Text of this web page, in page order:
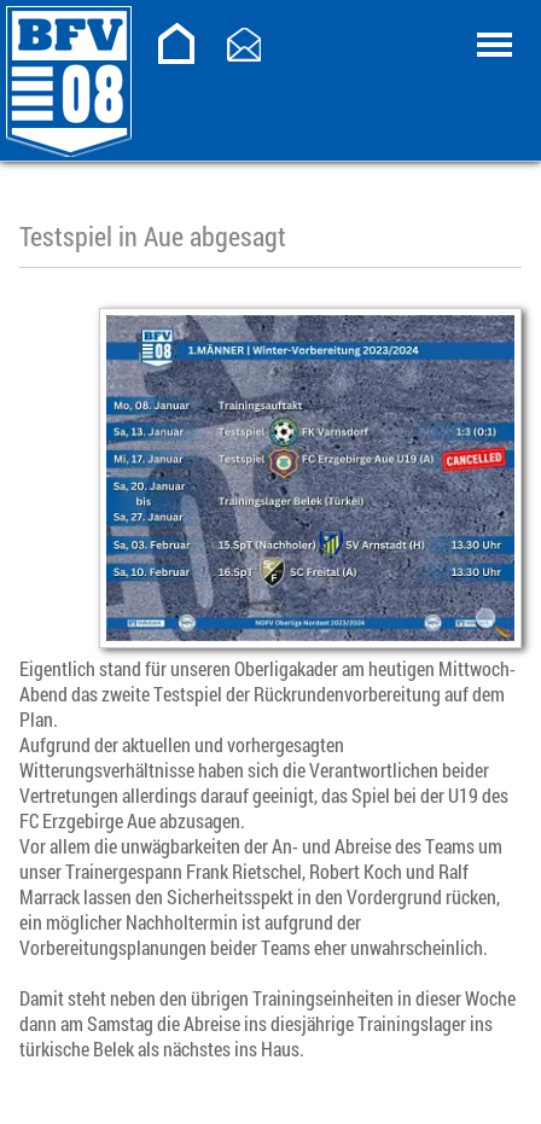
Testspiel in Aue abgesagt
Eigentlich stand für unseren Oberligakader am heutigen Mittwoch-
Abend das zweite Testspiel der Rückrundenvorbereitung auf dem
Plan.
Aufgrund der aktuellen und vorhergesagten
Witterungsverhältnisse haben sich die Verantwortlichen beider
Vertretungen allerdings darauf geeinigt, das Spiel bei der U19 des
FC Erzgebirge Aue abzusagen.
Vor allem die unwägbarkeiten der An- und Abreise des Teams um
unser Trainergespann Frank Rietschel, Robert Koch und Ralf
Marrack lassen den Sicherheitsspekt in den Vordergrund rücken,
ein möglicher Nachholtermin ist aufgrund der
Vorbereitungsplanungen beider Teams eher unwahrscheinlich.
Damit steht neben den übrigen Trainingseinheiten in dieser Woche
dann am Samstag die Abreise ins diesjährige Trainingslager ins
türkische Belek als nächstes ins Haus.